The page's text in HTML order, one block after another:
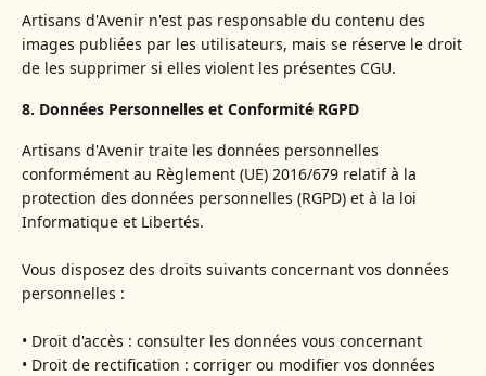
Artisans d'Avenir n'est pas responsable du contenu des
images publiées par les utilisateurs, mais se réserve le droit
de les supprimer si elles violent les présentes CGU.
8. Données Personnelles et Conformité RGPD
Artisans d'Avenir traite les données personnelles
conformément au Règlement (UE) 2016/679 relatif à la
protection des données personnelles (RGPD) et à la loi
Informatique et Libertés.
Vous disposez des droits suivants concernant vos données
personnelles :
• Droit d'accès : consulter les données vous concernant
• Droit de rectification : corriger ou modifier vos données